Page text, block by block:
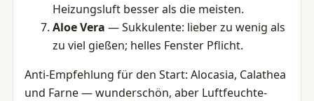
Heizungsluft besser als die meisten.
Aloe Vera — Sukkulente: lieber zu wenig als
zu viel gießen; helles Fenster Pflicht.
Anti-Empfehlung für den Start: Alocasia, Calathea
und Farne — wunderschön, aber Luftfeuchte-